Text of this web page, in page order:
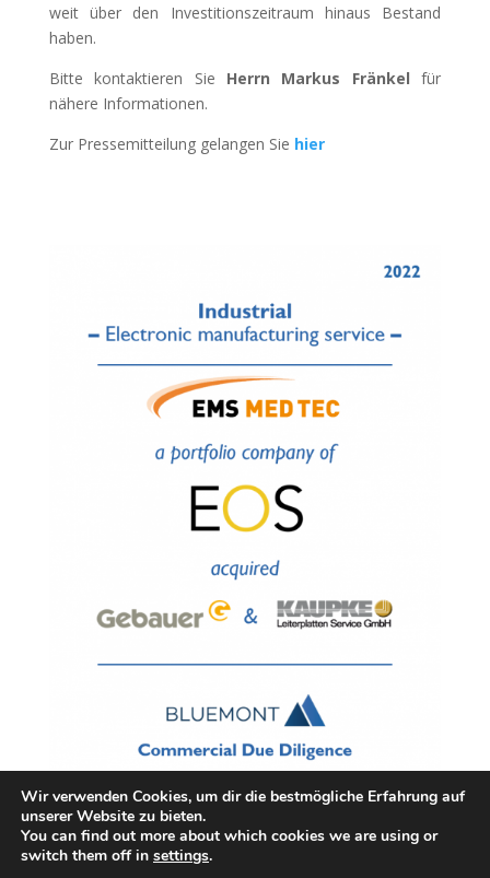
weit über den Investitionszeitraum hinaus Bestand
haben.
Bitte kontaktieren Sie Herrn Markus Fränkel für
nähere Informationen.
Zur Pressemitteilung gelangen Sie hier
Wir verwenden Cookies, um dir die bestmögliche Erfahrung auf
unserer Website zu bieten.
You can find out more about which cookies we are using or
switch them off in settings.